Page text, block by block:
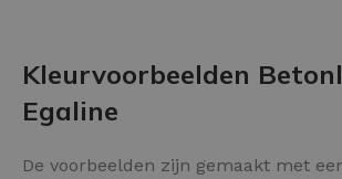
Kleurvoorbeelden
Egaline
De voorbeelden zijn gemaakt met